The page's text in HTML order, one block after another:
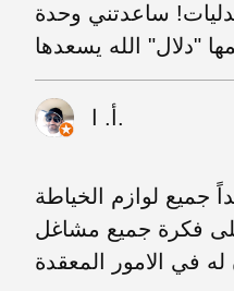
ساعدتني وحدة
أ. ا.
جميع لوازم الخياطة
فكرة جميع مشاغل
له في الامور المعقدة